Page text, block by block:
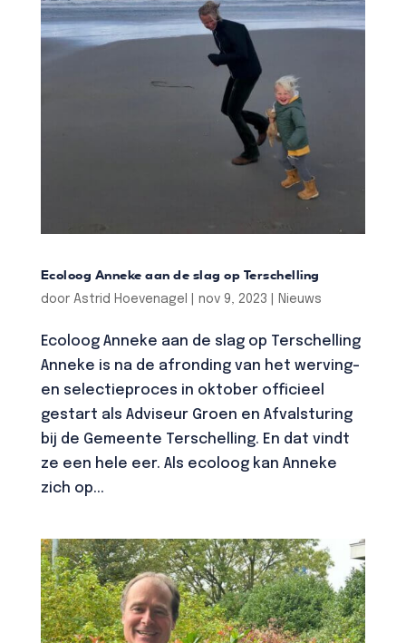
Ecoloog Anneke aan de slag op Terschelling
door Astrid Hoevenagel nov 9, 2023 Nieuws
Ecoloog Anneke aan de slag op Terschelling
Anneke is na de afronding van het werving-
en selectieproces in oktober officieel
gestart als Adviseur Groen en Afvalsturing
bij de Gemeente Terschelling. En dat vindt
ze een hele eer. Als ecoloog kan Anneke
zich op...